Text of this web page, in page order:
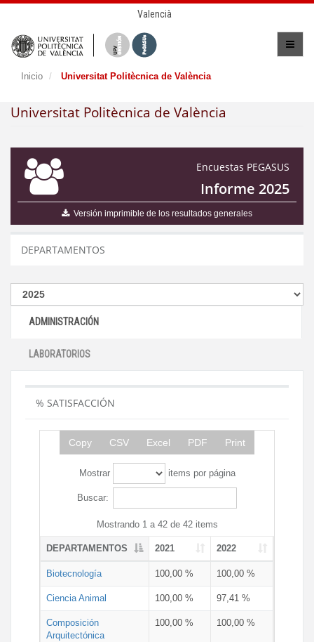
Valencià
Inicio Universitat Politècnica de València
Universitat Politècnica de València
Encuestas PEGASUS
Informe 2025
Versión imprimible de los resultados generales
DEPARTAMENTOS
ADMINISTRACIÓN
LABORATORIOS
% SATISFACCIÓN
Copy CSV Excel PDF Print
Mostrar items por página
Buscar:
Mostrando 1 a 42 de 42 items
DEPARTAMENTOS 2021 2022
Biotecnología 100,00 % 100,00 %
Ciencia Animal 100,00 % 97,41 %
Composición
Arquitectónica
100,00 % 100,00 %